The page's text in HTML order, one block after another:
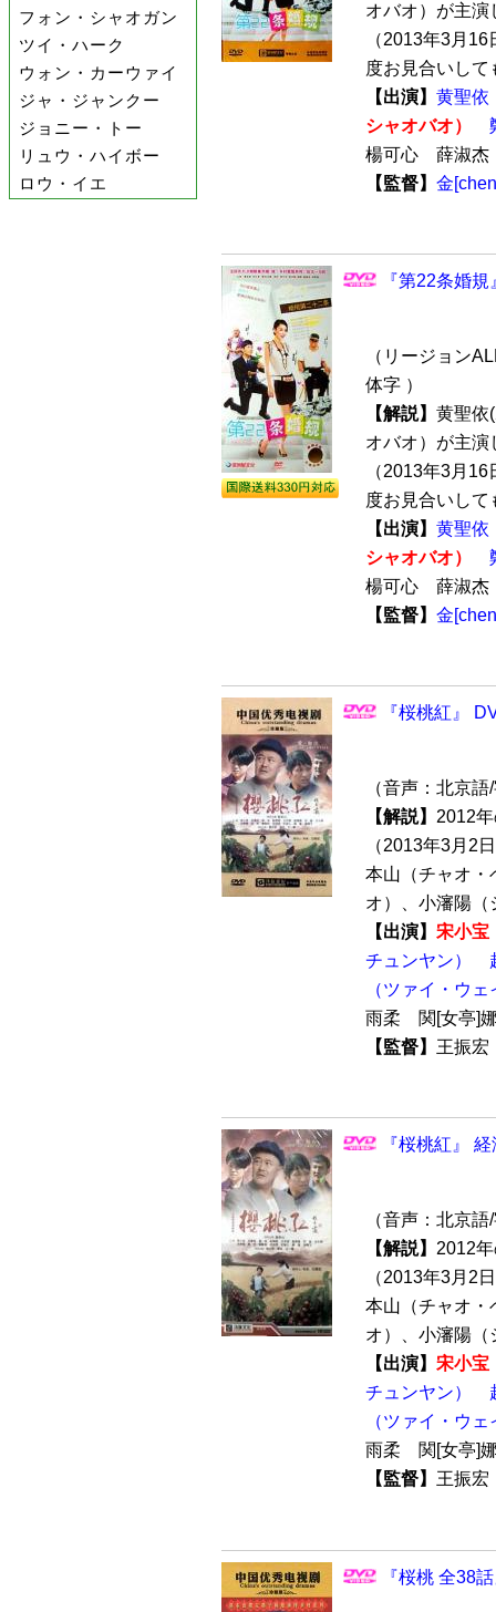
フォン・シャオガン
ツイ・ハーク
ウォン・カーウァイ
ジャ・ジャンクー
ジョニー・トー
リュウ・ハイボー
ロウ・イエ
オバオ）が主演
（2013年3月
度お見合いして
【出演】 黄聖依
シャオバオ）
楊可心 薛淑
【監督】 金
『第22条婚
（リージョン
体字 ）
【解説】 黄聖依
オバオ）が主演
（2013年3月
度お見合いして
【出演】 黄聖依
シャオバオ）
楊可心 薛淑
【監督】 金
『桜桃紅』
（音声：北京
【解説】 2012
（2013年3月2
本山（チャオ・
オ）、小瀋陽（
【出演】 宋小宝
チュンヤン）
（ツァイ・ウ
雨柔 関[女亭
【監督】 王振
『桜桃紅』
（音声：北京
【解説】 2012
（2013年3月2
本山（チャオ・
オ）、小瀋陽（
【出演】 宋小宝
チュンヤン）
（ツァイ・ウ
雨柔 関[女亭
【監督】 王振
『桜桃 全38